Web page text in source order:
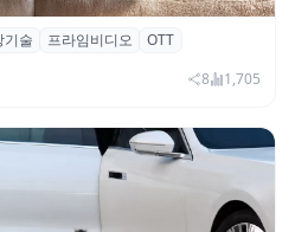
임 비디오에 ‘HDR10+
기술 프라임비디오
OTT
8 1,705